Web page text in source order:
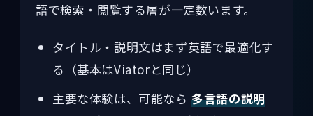
語で検索・閲覧する層が一定数います。
タイトル・説明文はまず英語で最適化す
る（基本はViatorと同じ）
主要な体験は、可能なら多言語の説明